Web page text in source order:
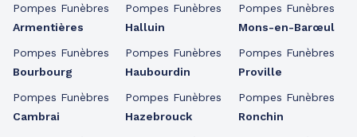
Pompes Funèbres
Armentières
Pompes Funèbres
Bourbourg
Pompes Funèbres
Cambrai
Pompes Funèbres
Halluin
Pompes Funèbres
Haubourdin
Pompes Funèbres
Hazebrouck
Pompes Funèbres
Mons-en-Barœul
Pompes Funèbres
Proville
Pompes Funèbres
Ronchin